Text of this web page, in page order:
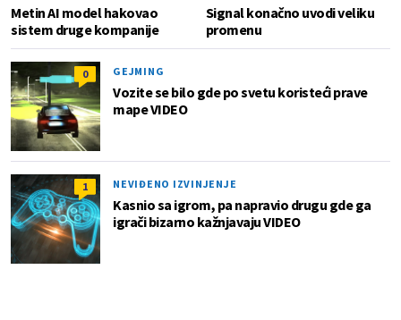
Metin AI model hakovao
sistem druge kompanije
Signal konačno uvodi veliku
promenu
0 GEJMING
Vozite se bilo gde po svetu koristeći prave
mape VIDEO
1 NEVIĐENO IZVINJENJE
Kasnio sa igrom, pa napravio drugu gde ga
igrači bizarno kažnjavaju VIDEO